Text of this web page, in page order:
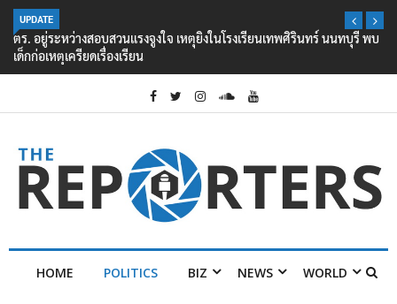
UPDATE
ตร. อยู่ระหว่างสอบสวนแรงจูงใจ เหตุยิงในโรงเรียนเทพศิรินทร์ นนทบุรี พบ
เด็กก่อเหตุเครียดเรื่องเรียน
HOME POLITICS BIZ NEWS WORLD